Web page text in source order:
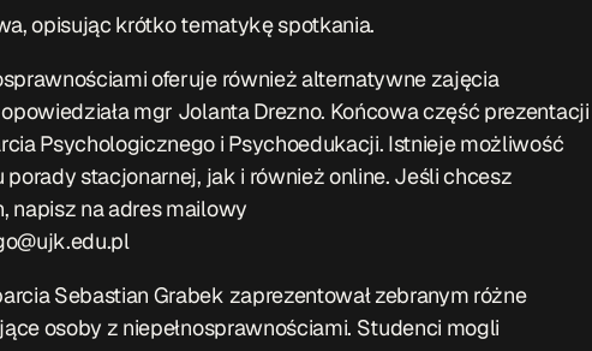
opisując krótko tematykę spotkania.
oferuje również alternatywne zajęcia
mgr Jolanta Drezno. Końcowa część prezentacji
Psychologicznego i Psychoedukacji. Istnieje możliwość
stacjonarnej, jak i również online. Jeśli chcesz
napisz na adres mailowy
Sebastian Grabek zaprezentował zebranym różne
osoby z niepełnosprawnościami. Studenci mogli